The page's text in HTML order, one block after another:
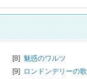
[8] 魅惑のワルツ
[9] ロンドンデリーの歌